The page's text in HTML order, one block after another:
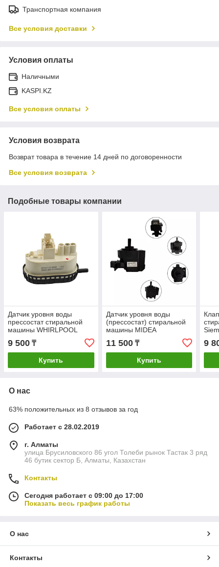
Транспортная компания
Все условия доставки
Условия оплаты
Наличными
KASPI.KZ
Все условия оплаты
Условия возврата
Возврат товара в течение 14 дней по договоренности
Все условия возврата
Подобные товары компании
Датчик уровня воды
прессостат стиральной
машины WHIRLPOOL
(ВИРПУЛ) B113-112-B006
9 500 ₸
Купить
Датчик уровня воды
(прессостат) стиральной
машины MIDEA
17438100001348
11 500₸
Купить
9
О нас
63% положительных из 8 отзывов за год
Работает с 28.02.2019
г. Алматы
улица Брусиловского 86 угол Толеби рынок Тастак 3 ряд
46 бутик сектор Б, Алматы, Казахстан
Контакты
Сегодня работает с 09:00 до 17:00
Показать весь график работы
О нас
Контакты